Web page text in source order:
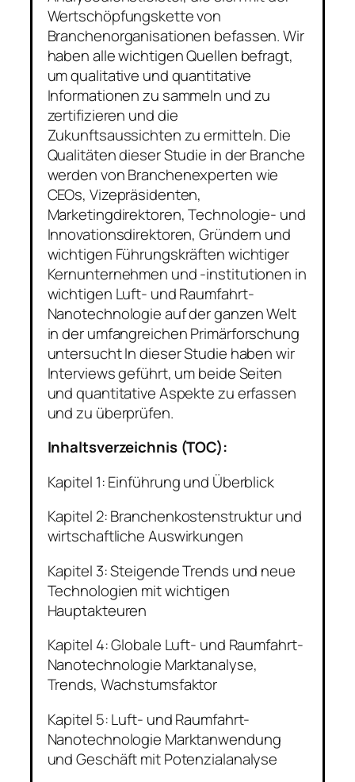
Wertschöpfungskette von
Branchenorganisationen befassen. Wir
haben alle wichtigen Quellen befragt,
um qualitative und quantitative
Informationen zu sammeln und zu
zertifizieren und die
Zukunftsaussichten zu ermitteln. Die
Qualitäten dieser Studie in der Branche
werden von Branchenexperten wie
CEOs, Vizepräsidenten,
Marketingdirektoren, Technologie- und
Innovationsdirektoren, Gründern und
wichtigen Führungskräften wichtiger
Kernunternehmen und -institutionen in
wichtigen Luft- und Raumfahrt-
Nanotechnologie auf der ganzen Welt
in der umfangreichen Primärforschung
untersucht In dieser Studie haben wir
Interviews geführt, um beide Seiten
und quantitative Aspekte zu erfassen
und zu überprüfen.
Inhaltsverzeichnis (TOC):
Kapitel 1: Einführung und Überblick
Kapitel 2: Branchenkostenstruktur und
wirtschaftliche Auswirkungen
Kapitel 3: Steigende Trends und neue
Technologien mit wichtigen
Hauptakteuren
Kapitel 4: Globale Luft- und Raumfahrt-
Nanotechnologie Marktanalyse,
Trends, Wachstumsfaktor
Kapitel 5: Luft- und Raumfahrt-
Nanotechnologie Marktanwendung
und Geschäft mit Potenzialanalyse